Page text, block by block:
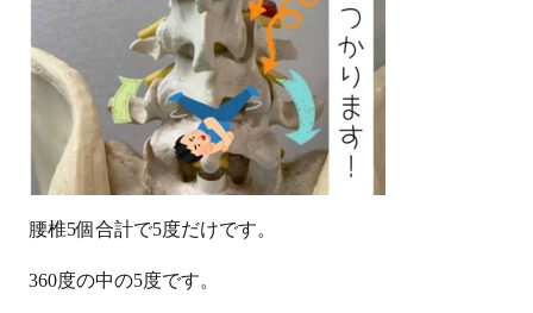
腰椎5個合計で5度だけです。
360度の中の5度です。